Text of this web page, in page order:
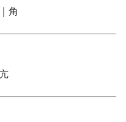
角